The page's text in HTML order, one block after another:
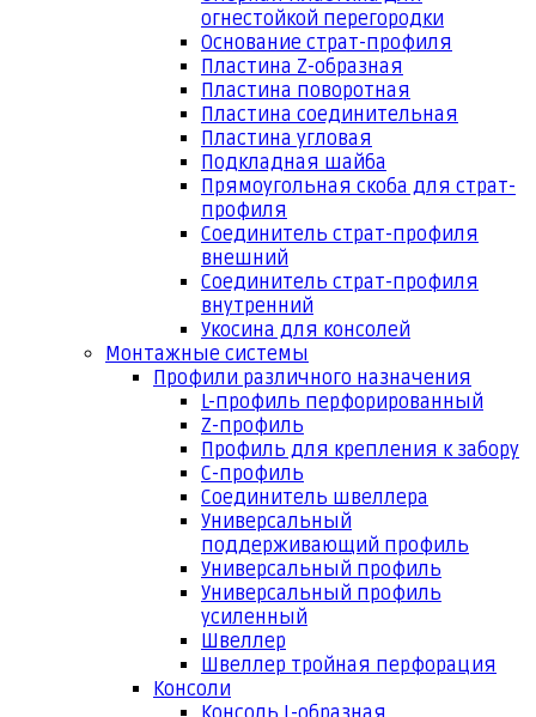
огнестойкой перегородки
Основание страт-профиля
Пластина Z-образная
Пластина поворотная
Пластина соединительная
Пластина угловая
Подкладная шайба
Прямоугольная скоба для страт-
профиля
Соединитель страт-профиля
внешний
Соединитель страт-профиля
внутренний
Укосина для консолей
Монтажные системы
Профили различного назначения
L-профиль перфорированный
Z-профиль
Профиль для крепления к забору
С-профиль
Соединитель швеллера
Универсальный
поддерживающий профиль
Универсальный профиль
Универсальный профиль
усиленный
Швеллер
Швеллер тройная перфорация
Консоли